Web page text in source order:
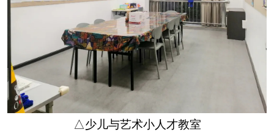
△少儿与艺术小人才教室